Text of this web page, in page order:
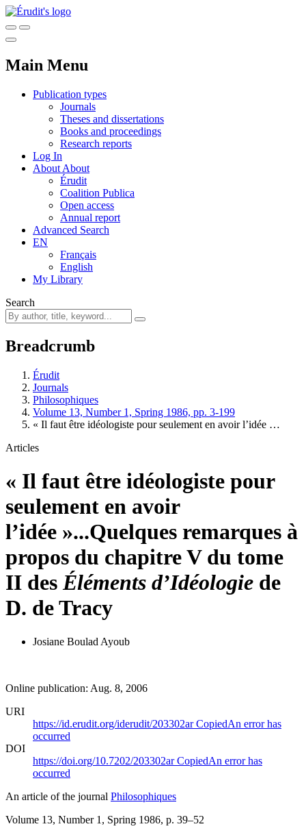
Main Menu
Publication types
Journals
Theses and dissertations
Books and proceedings
Research reports
Log In
About About
Érudit
Coalition Publica
Open access
Annual report
Advanced Search
EN
Français
English
My Library
Search
Breadcrumb
Érudit
Journals
Philosophiques
Volume 13, Number 1, Spring 1986, pp. 3-199
« Il faut être idéologiste pour seulement en avoir l’idée …
Articles
« Il faut être idéologiste pour
seulement en avoir
l’idée »...Quelques remarques à
propos du chapitre V du tome
II des Éléments d’Idéologie de
D. de Tracy
Josiane Boulad Ayoub
Online publication: Aug. 8, 2006
URI
https://id.erudit.org/iderudit/203302arCopiedAn error has
occurred
DOI
https://doi.org/10.7202/203302arCopiedAn error has
occurred
An article of the journal Philosophiques
Volume 13, Number 1, Spring 1986, p. 39–52